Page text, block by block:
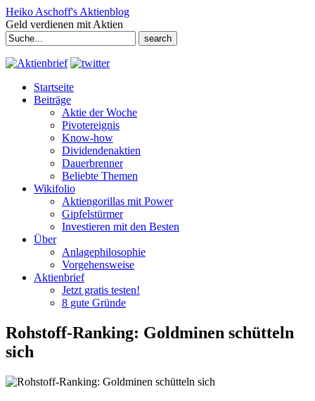
Heiko Aschoff's Aktienblog
Geld verdienen mit Aktien
Search
for:
Startseite
Beiträge
Aktie der Woche
Pivotereignis
Know-how
Dividendenaktien
Dauerbrenner
Beliebte Themen
Wikifolio
Aktiengorillas mit Power
Gipfelstürmer
Investieren mit den Besten
Über
Anlagephilosophie
Vorgehensweise
Aktienbrief
Jetzt gratis testen!
8 gute Gründe
Rohstoff-Ranking: Goldminen schütteln
sich